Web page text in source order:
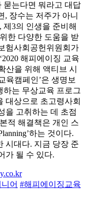
묻는다면 뭐라고 대답
, 장수는 저주가 아니
3의 인생을 준비해
한 다양한 도움을 받
험사회공헌위원회가
해피에이징 교육
산을 위해 액티브 시
육캠페인’은 생명보
하는 무상교육 프로그
대상으로 초고령사회
을 고취하는 데 초점
적 해결책은 개인 스
하는 것이다.
시대다. 지금 당장 준
가 될 수 있다.
어 #해피에이징교육